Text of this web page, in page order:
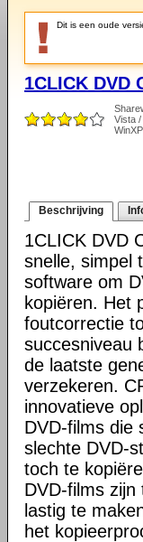
Dit is een oude
1CLICK DVD
Vista /
WinXP
Beschrijving
1CLICK DVD
snelle, simpel
software om
kopiëren. Het
foutcorrectie
succesniveau
de laatste
verzekeren.
innovatieve
DVD-films die
slechte DVD-
toch te
DVD-films
lastig te
het